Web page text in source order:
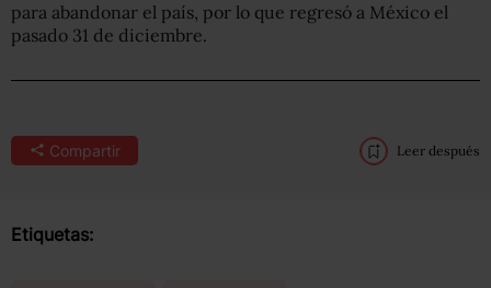
para abandonar el país, por lo que regresó a México el
pasado 31 de diciembre.
Compartir Leer después
Etiquetas: